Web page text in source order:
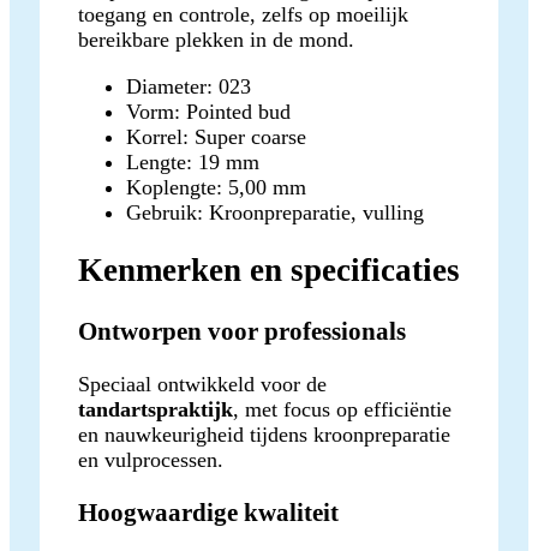
toegang en controle, zelfs op moeilijk
bereikbare plekken in de mond.
Diameter: 023
Vorm: Pointed bud
Korrel: Super coarse
Lengte: 19 mm
Koplengte: 5,00 mm
Gebruik: Kroonpreparatie, vulling
Kenmerken en specificaties
Ontworpen voor professionals
Speciaal ontwikkeld voor de
tandartspraktijk, met focus op efficiëntie
en nauwkeurigheid tijdens kroonpreparatie
en vulprocessen.
Hoogwaardige kwaliteit